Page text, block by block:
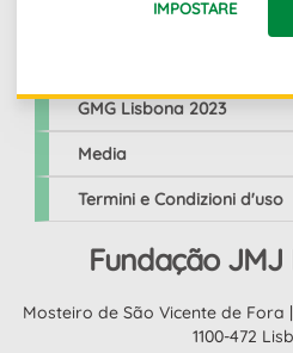
IMPOSTARE
GMG Lisbona 2023
Media
Termini e Condizioni d'uso
Fundação JMJ
Mosteiro de São Vicente de Fora
1100-472